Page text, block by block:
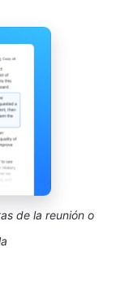
de la reunión o